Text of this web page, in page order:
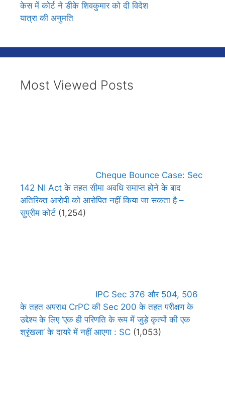
केस में कोर्ट ने डीके शिवकुमार को दी विदेश
यात्रा की अनुमति
Most Viewed Posts
Cheque Bounce Case: Sec
142 NI Act के तहत सीमा अवधि समाप्त होने के बाद
अतिरिक्त आरोपी को आरोपित नहीं किया जा सकता है –
सुप्रीम कोर्ट (1,254)
IPC Sec 376 और 504, 506
के तहत अपराध CrPC की Sec 200 के तहत परीक्षण के
उद्देश्य के लिए ‘एक ही परिणति के रूप में जुड़े कृत्यों की एक
श्रृंखला’ के दायरे में नहीं आएगा : SC (1,053)